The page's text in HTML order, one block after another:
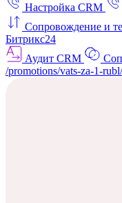
Настройка CRM
Сопровождение и
Битрикс24
Аудит CRM
/promotions/vats-za-1-rubl/